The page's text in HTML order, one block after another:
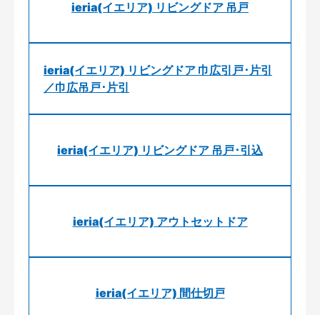
ieria(イエリア) リビングドア 吊戸
ieria(イエリア) リビングドア 巾広引戸･片引
／巾広吊戸･片引
ieria(イエリア) リビングドア 吊戸･引込
ieria(イエリア) アウトセットドア
ieria(イエリア) 間仕切戸